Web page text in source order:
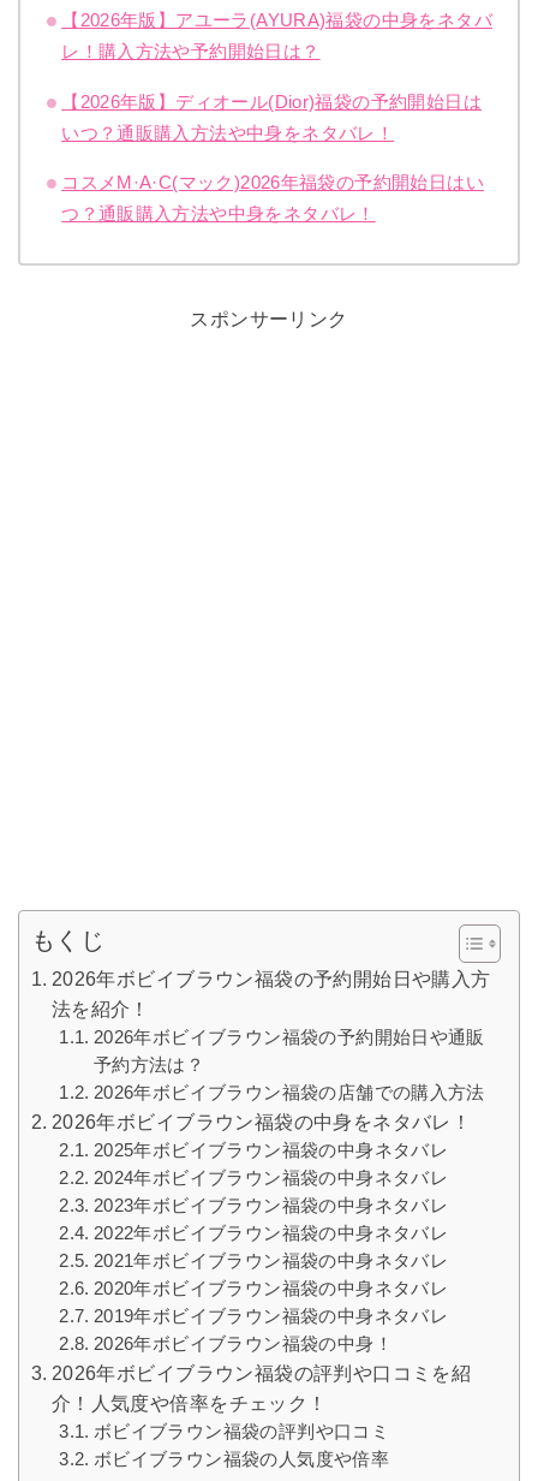
【2026年版】アユーラ(AYURA)福袋の中身をネタバ
レ！購入方法や予約開始日は？
【2026年版】ディオール(Dior)福袋の予約開始日は
いつ？通販購入方法や中身をネタバレ！
コスメM·A·C(マック)2026年福袋の予約開始日はい
つ？通販購入方法や中身をネタバレ！
スポンサーリンク
もくじ
2026年ボビイブラウン福袋の予約開始日や購入方
法を紹介！
2026年ボビイブラウン福袋の予約開始日や通販
予約方法は？
2026年ボビイブラウン福袋の店舗での購入方法
2026年ボビイブラウン福袋の中身をネタバレ！
2025年ボビイブラウン福袋の中身ネタバレ
2024年ボビイブラウン福袋の中身ネタバレ
2023年ボビイブラウン福袋の中身ネタバレ
2022年ボビイブラウン福袋の中身ネタバレ
2021年ボビイブラウン福袋の中身ネタバレ
2020年ボビイブラウン福袋の中身ネタバレ
2019年ボビイブラウン福袋の中身ネタバレ
2026年ボビイブラウン福袋の中身！
2026年ボビイブラウン福袋の評判や口コミを紹
介！人気度や倍率をチェック！
ボビイブラウン福袋の評判や口コミ
ボビイブラウン福袋の人気度や倍率